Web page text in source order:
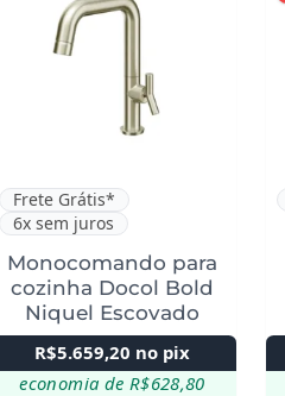
Frete Grátis*
6x sem juros
Monocomando para
cozinha Docol Bold
Niquel Escovado
R$5.659,20 no pix
economia de R$628,80